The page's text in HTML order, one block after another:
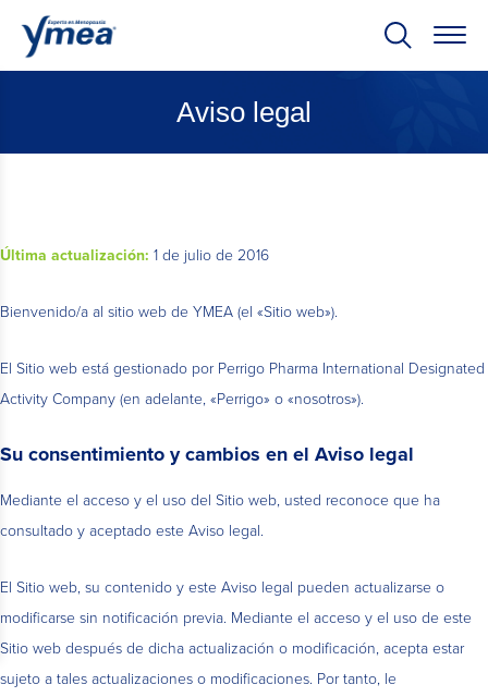
Aviso legal
Última actualización: 1 de julio de 2016
Bienvenido/a al sitio web de YMEA (el «Sitio web»).
El Sitio web está gestionado por Perrigo Pharma International Designated
Activity Company (en adelante, «Perrigo» o «nosotros»).
Su consentimiento y cambios en el Aviso legal
Mediante el acceso y el uso del Sitio web, usted reconoce que ha
consultado y aceptado este Aviso legal.
El Sitio web, su contenido y este Aviso legal pueden actualizarse o
modificarse sin notificación previa. Mediante el acceso y el uso de este
Sitio web después de dicha actualización o modificación, acepta estar
sujeto a tales actualizaciones o modificaciones. Por tanto, le